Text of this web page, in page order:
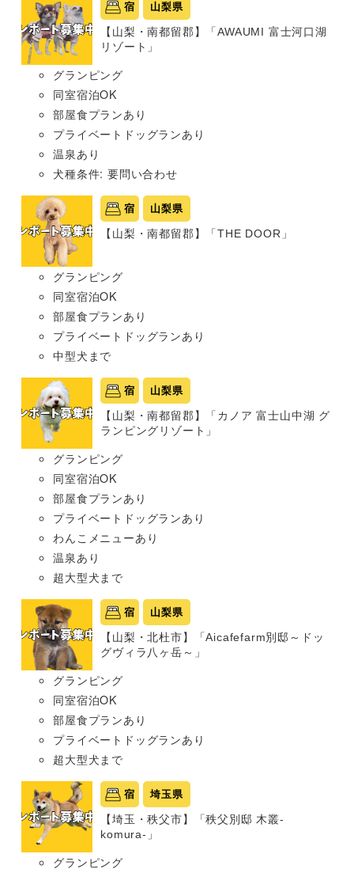
宿 山梨県
【山梨・南都留郡】「AWAUMI 富士河口湖
リゾート」
グランピング
同室宿泊OK
部屋食プランあり
プライベートドッグランあり
温泉あり
犬種条件: 要問い合わせ
宿 山梨県
【山梨・南都留郡】「THE DOOR」
グランピング
同室宿泊OK
部屋食プランあり
プライベートドッグランあり
中型犬まで
宿 山梨県
【山梨・南都留郡】「カノア 富士山中湖 グ
ランピングリゾート」
グランピング
同室宿泊OK
部屋食プランあり
プライベートドッグランあり
わんこメニューあり
温泉あり
超大型犬まで
宿 山梨県
【山梨・北杜市】「Aicafefarm別邸～ドッ
グヴィラ八ヶ岳～」
グランピング
同室宿泊OK
部屋食プランあり
プライベートドッグランあり
超大型犬まで
宿 埼玉県
【埼玉・秩父市】「秩父別邸 木叢-
komura-」
グランピング